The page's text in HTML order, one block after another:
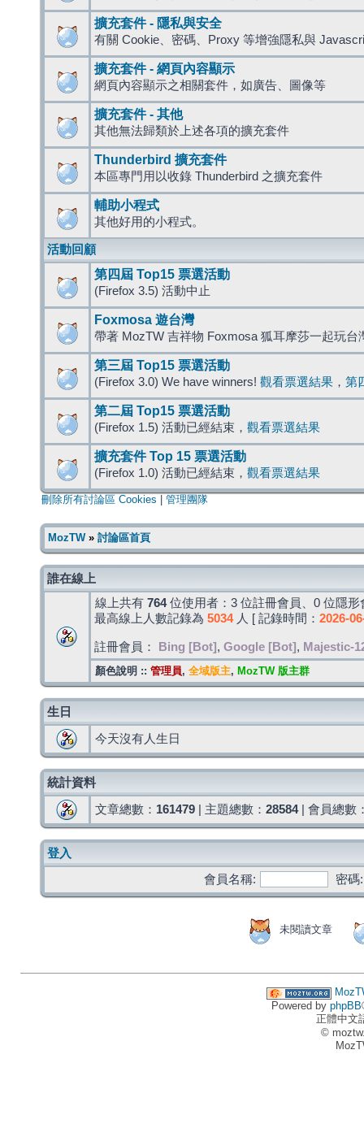
擴充套件 - 隱私與安全
有關 Cookie、密碼、Proxy 等增強隱私與
擴充套件 - 網頁內容顯示
網頁內容顯示之相關套件，如廣告、圖像等
擴充套件 - 其他
其他無法歸類於上述各項的擴充套件
Thunderbird 擴充套件
本區專門用以收錄 Thunderbird 之擴充套件
輔助小程式
其他好用的小程式。
活動回顧
第四屆 Top15 票選活動
(Firefox 3.5) 活動中止
Foxmosa 遊台灣
帶著 MozTW 吉祥物 Foxmosa 狐耳摩莎一起玩台
第三屆 Top15 票選活動
(Firefox 3.0) We have winners! 觀看票選結果 ， 第
第二屆 Top15 票選活動
(Firefox 1.5) 活動已經結束， 觀看票選結果
擴充套件 Top 15 票選活動
(Firefox 1.0) 活動已經結束， 觀看票選結果
刪除所有討論區 Cookies 管理團隊
MozTW» 討論區首頁
誰在線上
線上共有 764位使用者：3 位註冊會員、0 位隱
最高線上人數記錄為 5034人 [ 記錄時間： 2026-
註冊會員： Bing [Bot] , Google [Bot] , Majestic-
顏色說明 :: 管理員, 全域版主, MozTW 版主群
生日
今天沒有人生日
統計資料
文章總數： 161479 | 主題總數： 28584| 會員總數
登入
會員名稱:
密碼:
未閱讀文章
Powered by phpBB
正體中文
©